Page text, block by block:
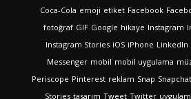
Coca-Cola emoji etiket Facebook
fotoğraf GIF Google hikaye Instagram
Instagram Stories iOS iPhone LinkedIn
Messenger mobil mobil uygulama
Periscope Pinterest reklam Snap Snapchat
Stories tasarım Tweet Twitter